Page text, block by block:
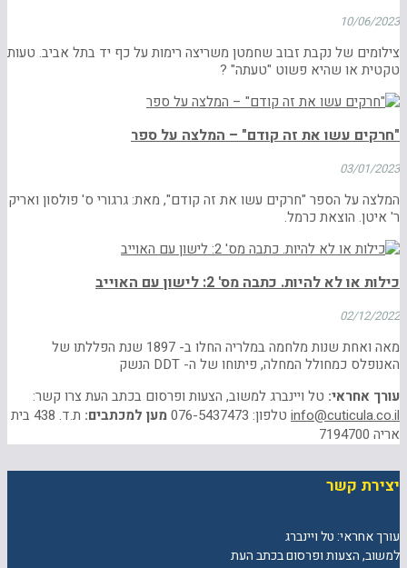
10/06/2023
צילומים של נקבת זבוב שחמטן משריצה רימות על כף יד בתל אביב. טעות
טקטית או שהיא פשוט "טעתה" ?
"חרקים עשו את זה קודם" – המלצה על ספר
03/01/2023
המלצה על הספר "חרקים עשו את זה קודם", מאת: גרגורי ס' פולסון ואריק
ר' איטן. הוצאת כרמל.
כילות או לא להיות. כתבה מס' 2: לישון עם האוייב
02/12/2022
מאה ואחת שנות מלחמה במלריה החלו ב- 1897 שנת הפללתו של
האנופלס כמחולל המחלה, פיתוחו של ה- DDT הנשק
עורך אחראי: טל ויינברג למשוב, הצעות ופרסום בכתב העת צרו קשר:
info@cuticula.co.il טלפון: 076-5437473 מען למכתבים:
ת.ד. 438 בית
אריה 7194700
יצירת קשר
עורך אחראי: טל ויינברג
למשוב, הצעות ופרסום בכתב העת